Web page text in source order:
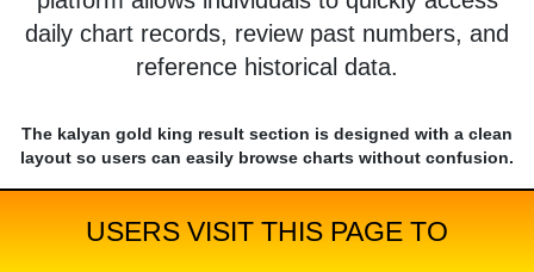
daily chart records, review past numbers, and
reference historical data.
The kalyan gold king result section is designed with a clean
layout so users can easily browse charts without confusion.
USERS VISIT THIS PAGE TO